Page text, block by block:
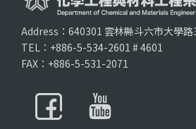
Address：640301 雲林縣斗六市大學
TEL：+886-5-534-2601 # 4601
FAX：+886-5-531-2071